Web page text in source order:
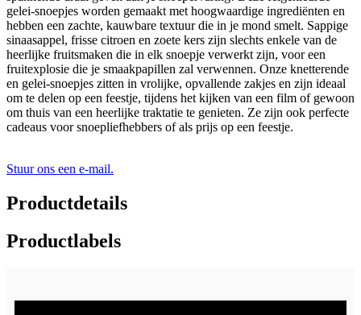
gelei-snoepjes worden gemaakt met hoogwaardige ingrediënten en
hebben een zachte, kauwbare textuur die in je mond smelt. Sappige
sinaasappel, frisse citroen en zoete kers zijn slechts enkele van de
heerlijke fruitsmaken die in elk snoepje verwerkt zijn, voor een
fruitexplosie die je smaakpapillen zal verwennen. Onze knetterende
en gelei-snoepjes zitten in vrolijke, opvallende zakjes en zijn ideaal
om te delen op een feestje, tijdens het kijken van een film of gewoon
om thuis van een heerlijke traktatie te genieten. Ze zijn ook perfecte
cadeaus voor snoepliefhebbers of als prijs op een feestje.
Stuur ons een e-mail.
Productdetails
Productlabels